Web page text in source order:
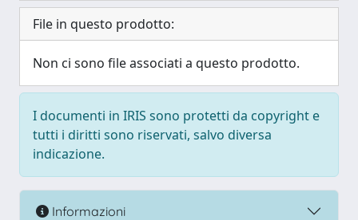
File in questo prodotto:
Non ci sono file associati a questo prodotto.
I documenti in IRIS sono protetti da copyright e
tutti i diritti sono riservati, salvo diversa
indicazione.
Informazioni